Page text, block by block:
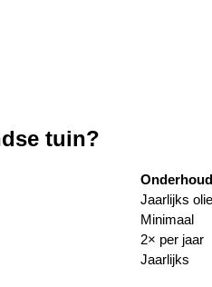
tuin?
Onderhoud
Jaarlijks olie
Minimaal
2× per jaar
Jaarlijks